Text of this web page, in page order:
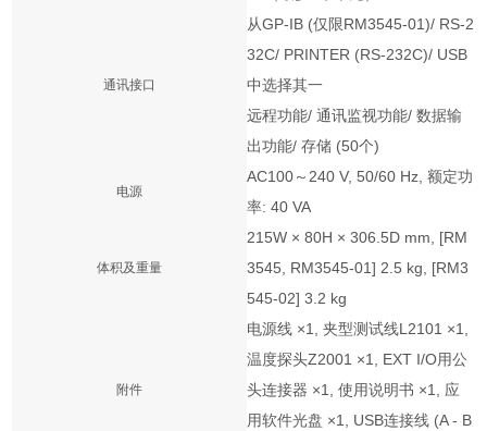
通讯接口
从GP-IB (仅限RM3545-01)/ RS-2
32C/ PRINTER (RS-232C)/ USB
中选择其一
远程功能/ 通讯监视功能/ 数据输
出功能/ 存储 (50个)
电源
AC100～240 V, 50/60 Hz, 额定功
率: 40 VA
体积及重量
215W × 80H × 306.5D mm, [RM
3545, RM3545-01] 2.5 kg, [RM3
545-02] 3.2 kg
附件
电源线 ×1, 夹型测试线L2101 ×1,
温度探头Z2001 ×1, EXT I/O用公
头连接器 ×1, 使用说明书 ×1, 应
用软件光盘 ×1, USB连接线 (A - B